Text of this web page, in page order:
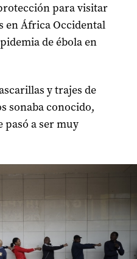
para visitar
en África Occidental
de ébola en
y trajes de
sonaba conocido,
pasó a ser muy